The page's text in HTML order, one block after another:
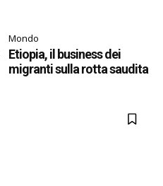
Mondo
Etiopia, il business dei
migranti sulla rotta saudita